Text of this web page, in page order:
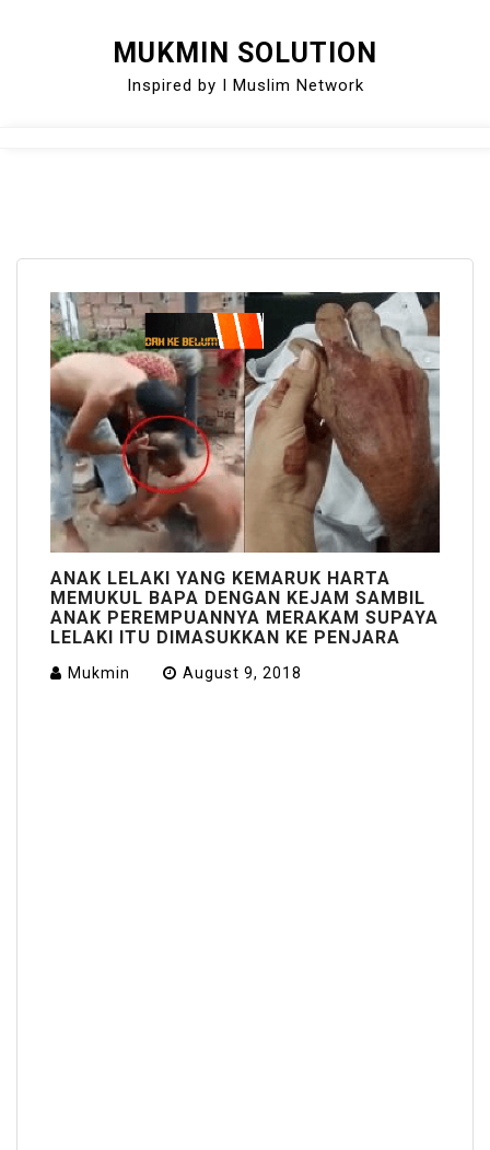
MUKMIN SOLUTION
Inspired by I Muslim Network
ANAK LELAKI YANG KEMARUK HARTA
MEMUKUL BAPA DENGAN KEJAM SAMBIL
ANAK PEREMPUANNYA MERAKAM SUPAYA
LELAKI ITU DIMASUKKAN KE PENJARA
Mukmin August 9, 2018